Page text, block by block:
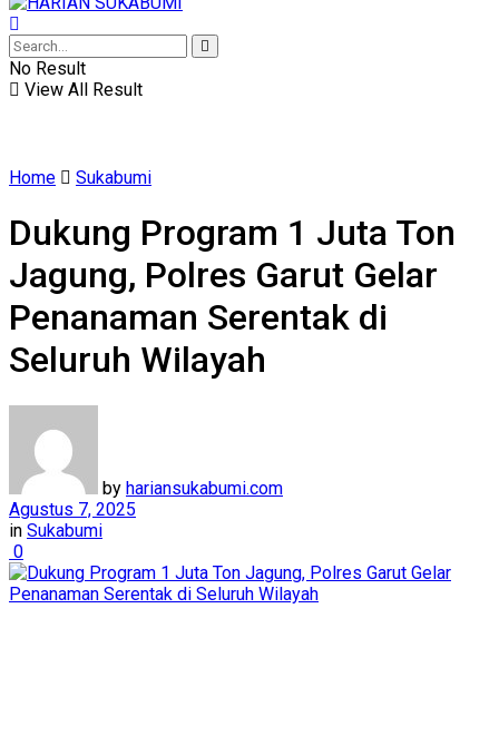
No Result
View All Result
Home Sukabumi
Dukung Program 1 Juta Ton
Jagung, Polres Garut Gelar
Penanaman Serentak di
Seluruh Wilayah
by hariansukabumi.com
Agustus 7, 2025
in Sukabumi
0